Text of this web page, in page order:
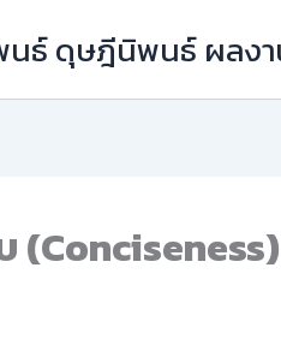
ธ์ ดุษฎีนิพนธ์ ผลงา